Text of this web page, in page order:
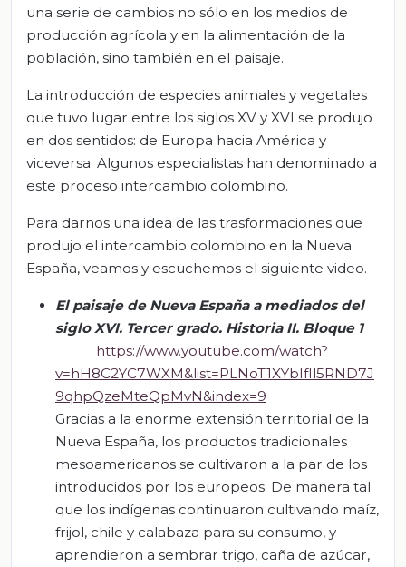
una serie de cambios no sólo en los medios de
producción agrícola y en la alimentación de la
población, sino también en el paisaje.
La introducción de especies animales y vegetales
que tuvo lugar entre los siglos XV y XVI se produjo
en dos sentidos: de Europa hacia América y
viceversa. Algunos especialistas han denominado a
este proceso intercambio colombino.
Para darnos una idea de las trasformaciones que
produjo el intercambio colombino en la Nueva
España, veamos y escuchemos el siguiente video.
El paisaje de Nueva España a mediados del
siglo XVI. Tercer grado. Historia II. Bloque 1
https://www.youtube.com/watch?
v=hH8C2YC7WXM&list=PLNoT1XYbIfIl5RND7J
9qhpQzeMteQpMvN&index=9
Gracias a la enorme extensión territorial de la
Nueva España, los productos tradicionales
mesoamericanos se cultivaron a la par de los
introducidos por los europeos. De manera tal
que los indígenas continuaron cultivando maíz,
frijol, chile y calabaza para su consumo, y
aprendieron a sembrar trigo, caña de azúcar,